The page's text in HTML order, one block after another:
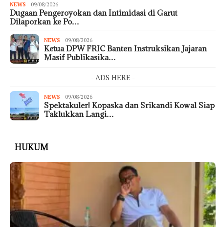
NEWS 09/08/2026
Dugaan Pengeroyokan dan Intimidasi di Garut
Dilaporkan ke Po…
NEWS 09/08/2026
Ketua DPW FRIC Banten Instruksikan Jajaran
Masif Publikasika…
- ADS HERE -
NEWS 09/08/2026
Spektakuler! Kopaska dan Srikandi Kowal Siap
Taklukkan Langi…
HUKUM